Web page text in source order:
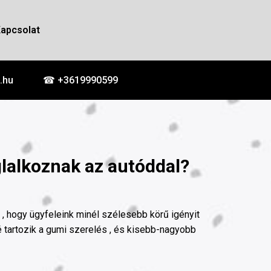
☎ +3619990599
az autóddal?
hogy ügyfeleink minél szélesebb körű igényit
a gumi szerelés , és kisebb-nagyobb